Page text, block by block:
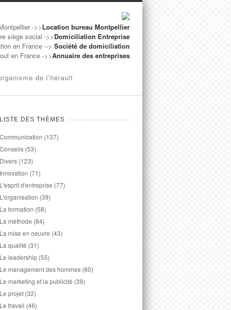
->>Location bureau Montpellier
siège social ->>Domiciliation Entreprise
en France --> Société de domiciliation
en France ->>Annuaire des entreprises
de l’hérault
LISTE DES THÈMES
Communication (137)
Conseils (53)
Divers (123)
Innovation (71)
L'esprit d'entreprise (77)
L'organisation (39)
La formation (58)
La méthode (84)
La mise en oeuvre (43)
La qualité (31)
Le leadership (55)
Le management des hommes (60)
Le marketing et la publicité (39)
Le projet (32)
Le travail (46)